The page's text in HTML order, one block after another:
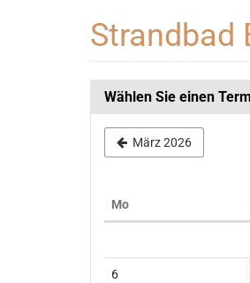
Strandbad
Wählen Sie einen
März 2026
MoMontag
6Keine